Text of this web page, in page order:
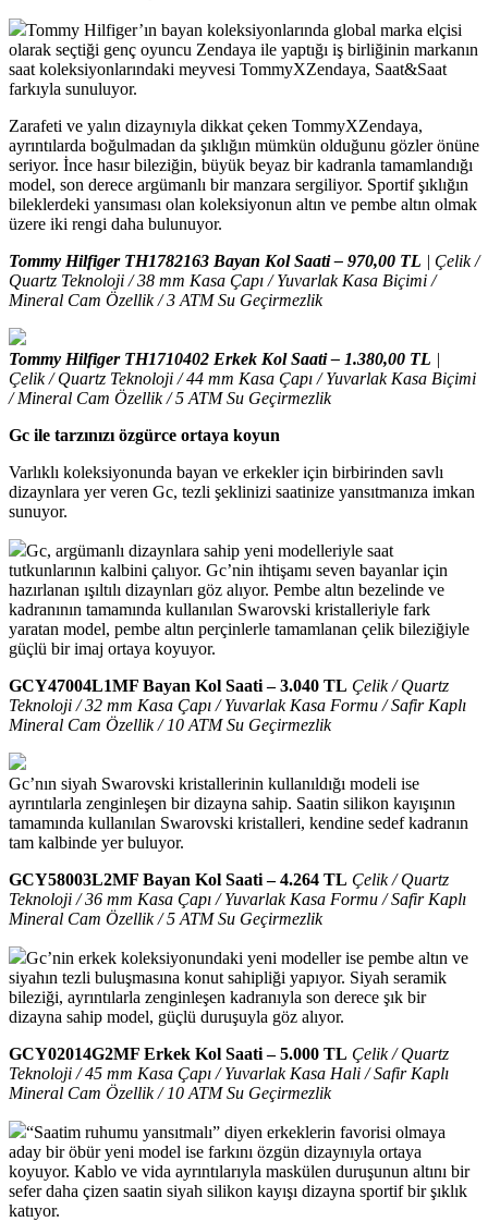
Tommy Hilfiger’ın bayan koleksiyonlarında global marka elçisi
olarak seçtiği genç oyuncu Zendaya ile yaptığı iş birliğinin markanın
saat koleksiyonlarındaki meyvesi TommyXZendaya, Saat&Saat
farkıyla sunuluyor.
Zarafeti ve yalın dizaynıyla dikkat çeken TommyXZendaya,
ayrıntılarda boğulmadan da şıklığın mümkün olduğunu gözler önüne
seriyor. İnce hasır bileziğin, büyük beyaz bir kadranla tamamlandığı
model, son derece argümanlı bir manzara sergiliyor. Sportif şıklığın
bileklerdeki yansıması olan koleksiyonun altın ve pembe altın olmak
üzere iki rengi daha bulunuyor.
Tommy Hilfiger TH1782163 Bayan Kol Saati – 970,00 TL | Çelik /
Quartz Teknoloji / 38 mm Kasa Çapı / Yuvarlak Kasa Biçimi /
Mineral Cam Özellik / 3 ATM Su Geçirmezlik
Tommy Hilfiger TH1710402 Erkek Kol Saati – 1.380,00 TL |
Çelik / Quartz Teknoloji / 44 mm Kasa Çapı / Yuvarlak Kasa Biçimi
/ Mineral Cam Özellik / 5 ATM Su Geçirmezlik
Gc ile tarzınızı özgürce ortaya koyun
Varlıklı koleksiyonunda bayan ve erkekler için birbirinden savlı
dizaynlara yer veren Gc, tezli şeklinizi saatinize yansıtmanıza imkan
sunuyor.
Gc, argümanlı dizaynlara sahip yeni modelleriyle saat
tutkunlarının kalbini çalıyor. Gc’nin ihtişamı seven bayanlar için
hazırlanan ışıltılı dizaynları göz alıyor. Pembe altın bezelinde ve
kadranının tamamında kullanılan Swarovski kristalleriyle fark
yaratan model, pembe altın perçinlerle tamamlanan çelik bileziğiyle
güçlü bir imaj ortaya koyuyor.
GCY47004L1MF Bayan Kol Saati – 3.040 TL Çelik / Quartz
Teknoloji / 32 mm Kasa Çapı / Yuvarlak Kasa Formu / Safir Kaplı
Mineral Cam Özellik / 10 ATM Su Geçirmezlik
Gc’nın siyah Swarovski kristallerinin kullanıldığı modeli ise
ayrıntılarla zenginleşen bir dizayna sahip. Saatin silikon kayışının
tamamında kullanılan Swarovski kristalleri, kendine sedef kadranın
tam kalbinde yer buluyor.
GCY58003L2MF Bayan Kol Saati – 4.264 TL Çelik / Quartz
Teknoloji / 36 mm Kasa Çapı / Yuvarlak Kasa Formu / Safir Kaplı
Mineral Cam Özellik / 5 ATM Su Geçirmezlik
Gc’nin erkek koleksiyonundaki yeni modeller ise pembe altın ve
siyahın tezli buluşmasına konut sahipliği yapıyor. Siyah seramik
bileziği, ayrıntılarla zenginleşen kadranıyla son derece şık bir
dizayna sahip model, güçlü duruşuyla göz alıyor.
GCY02014G2MF Erkek Kol Saati – 5.000 TL Çelik / Quartz
Teknoloji / 45 mm Kasa Çapı / Yuvarlak Kasa Hali / Safir Kaplı
Mineral Cam Özellik / 10 ATM Su Geçirmezlik
“Saatim ruhumu yansıtmalı” diyen erkeklerin favorisi olmaya
aday bir öbür yeni model ise farkını özgün dizaynıyla ortaya
koyuyor. Kablo ve vida ayrıntılarıyla maskülen duruşunun altını bir
sefer daha çizen saatin siyah silikon kayışı dizayna sportif bir şıklık
katıyor.